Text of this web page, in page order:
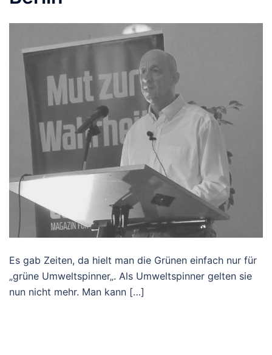
Es gab Zeiten, da hielt man die Grünen einfach nur für
„grüne Umweltspinner„. Als Umweltspinner gelten sie
nun nicht mehr. Man kann […]